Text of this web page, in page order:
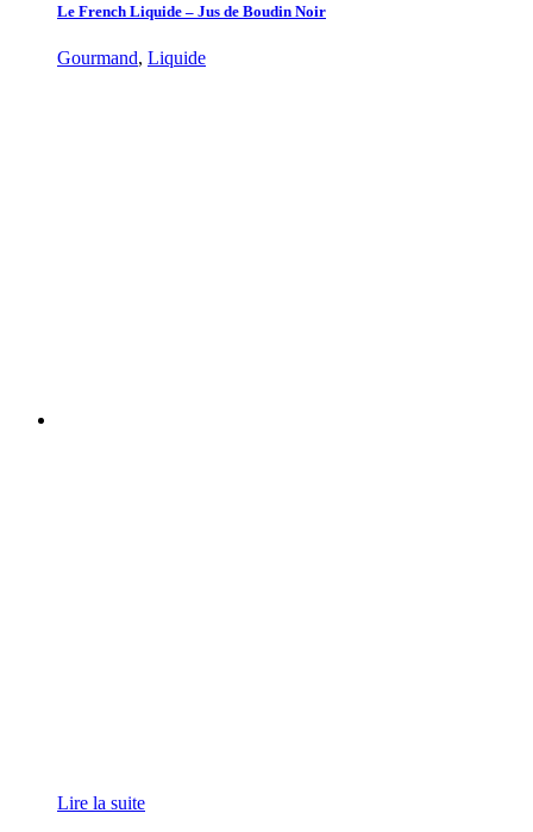
Le French Liquide – Jus de Boudin Noir
Gourmand, Liquide
Lire la suite